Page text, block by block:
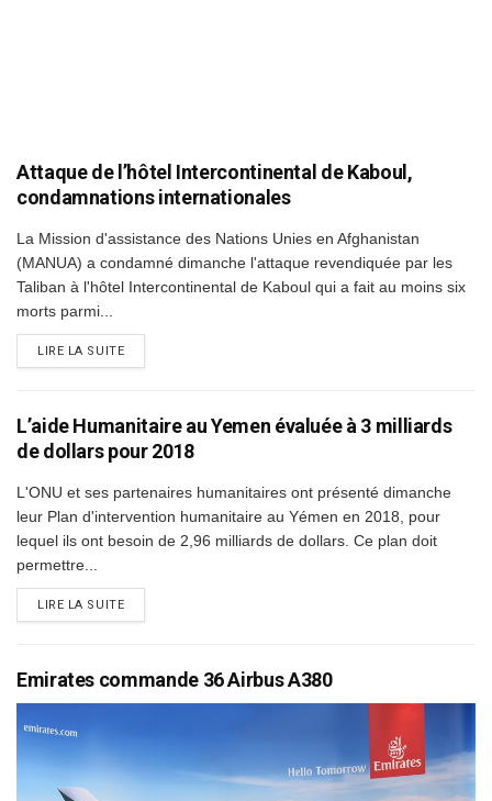
Attaque de l’hôtel Intercontinental de Kaboul,
condamnations internationales
La Mission d'assistance des Nations Unies en Afghanistan
(MANUA) a condamné dimanche l'attaque revendiquée par les
Taliban à l'hôtel Intercontinental de Kaboul qui a fait au moins six
morts parmi...
LIRE LA SUITEDETAILS
L’aide Humanitaire au Yemen évaluée à 3 milliards
de dollars pour 2018
L'ONU et ses partenaires humanitaires ont présenté dimanche
leur Plan d'intervention humanitaire au Yémen en 2018, pour
lequel ils ont besoin de 2,96 milliards de dollars. Ce plan doit
permettre...
LIRE LA SUITEDETAILS
Emirates commande 36 Airbus A380